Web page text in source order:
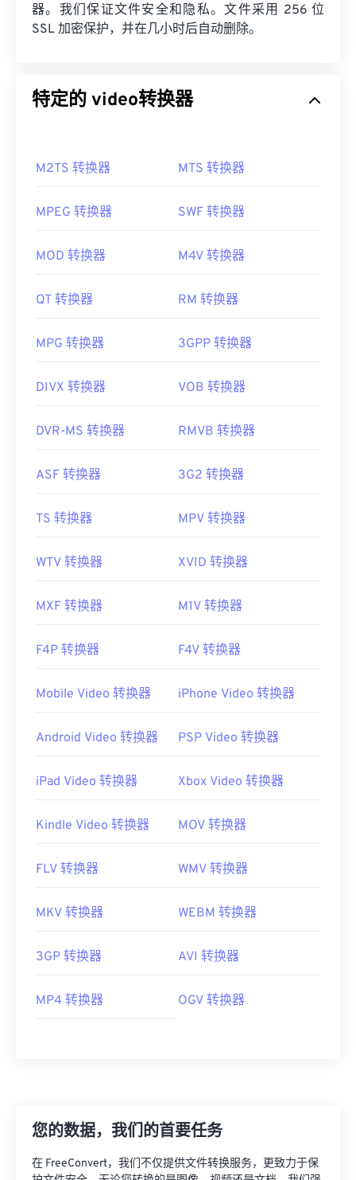
器。我们保证文件安全和隐私。文件采用 256 位
SSL 加密保护，并在几小时后自动删除。
特定的 video转换器
M2TS 转换器 MTS 转换器
MPEG 转换器 SWF 转换器
MOD 转换器 M4V 转换器
QT 转换器 RM 转换器
MPG 转换器 3GPP 转换器
DIVX 转换器 VOB 转换器
DVR-MS 转换器 RMVB 转换器
ASF 转换器 3G2 转换器
TS 转换器 MPV 转换器
WTV 转换器 XVID 转换器
MXF 转换器 M1V 转换器
F4P 转换器 F4V 转换器
Mobile Video 转换器 iPhone Video 转换器
Android Video 转换器 PSP Video 转换器
iPad Video 转换器 Xbox Video 转换器
Kindle Video 转换器 MOV 转换器
FLV 转换器 WMV 转换器
MKV 转换器 WEBM 转换器
3GP 转换器 AVI 转换器
MP4 转换器 OGV 转换器
您的数据，我们的首要任务
在 FreeConvert，我们不仅提供文件转换服务，更致力于保